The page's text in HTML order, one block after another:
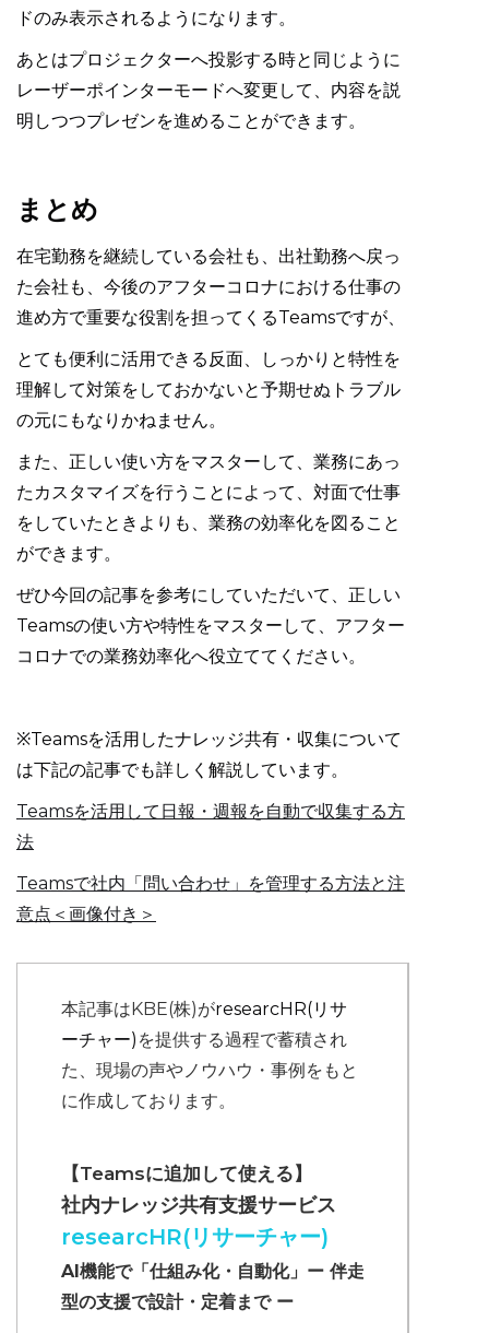
ドのみ表示されるようになります。
あとはプロジェクターへ投影する時と同じように
レーザーポインターモードへ変更して、内容を説
明しつつプレゼンを進めることができます。
まとめ
在宅勤務を継続している会社も、出社勤務へ戻っ
た会社も、今後のアフターコロナにおける仕事の
進め方で重要な役割を担ってくるTeamsですが、
とても便利に活用できる反面、しっかりと特性を
理解して対策をしておかないと予期せぬトラブル
の元にもなりかねません。
また、正しい使い方をマスターして、業務にあっ
たカスタマイズを行うことによって、対面で仕事
をしていたときよりも、業務の効率化を図ること
ができます。
ぜひ今回の記事を参考にしていただいて、正しい
Teamsの使い方や特性をマスターして、アフター
コロナでの業務効率化へ役立ててください。
※Teamsを活用したナレッジ共有・収集について
は下記の記事でも詳しく解説しています。
Teamsを活用して日報・週報を自動で収集する方
法
Teamsで社内「問い合わせ」を管理する方法と注
意点＜画像付き＞
本記事はKBE(株)がresearcHR(リサ
ーチャー) を提供する過程で蓄積され
た、現場の声やノウハウ・事例をもと
に作成しております。
【Teamsに追加して使える】
社内ナレッジ共有支援サービス
researcHR(リサーチャー)
AI機能で「仕組み化・自動化」ー 伴走
型の支援で設計・定着まで ー